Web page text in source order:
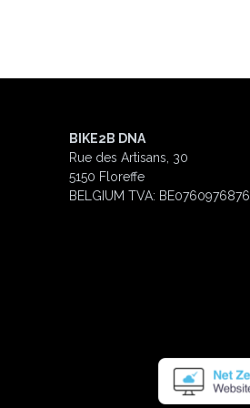
BIKE2B DNA
Rue des Artisans, 30
5150 Floreffe
BELGIUM TVA: BE0760976876